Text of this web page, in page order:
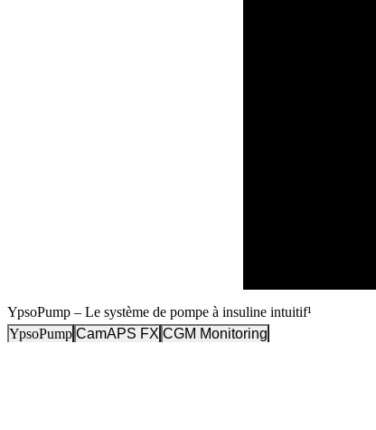
YpsoPump – Le système de pompe à insuline intuitif¹
YpsoPump CamAPS FX CGM Monitoring